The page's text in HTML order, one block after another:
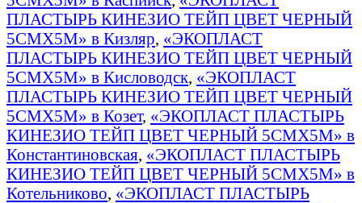
ПЛАСТЫРЬ КИНЕЗИО ТЕЙП ЦВЕТ ЧЕРНЫЙ
5СМХ5М» в Кизляр, «ЭКОПЛАСТ
ПЛАСТЫРЬ КИНЕЗИО ТЕЙП ЦВЕТ ЧЕРНЫЙ
5СМХ5М» в Кисловодск, «ЭКОПЛАСТ
ПЛАСТЫРЬ КИНЕЗИО ТЕЙП ЦВЕТ ЧЕРНЫЙ
5СМХ5М» в Козет, «ЭКОПЛАСТ ПЛАСТЫРЬ
КИНЕЗИО ТЕЙП ЦВЕТ ЧЕРНЫЙ 5СМХ5М» в
Константиновская, «ЭКОПЛАСТ ПЛАСТЫРЬ
КИНЕЗИО ТЕЙП ЦВЕТ ЧЕРНЫЙ 5СМХ5М» в
Котельниково, «ЭКОПЛАСТ ПЛАСТЫРЬ